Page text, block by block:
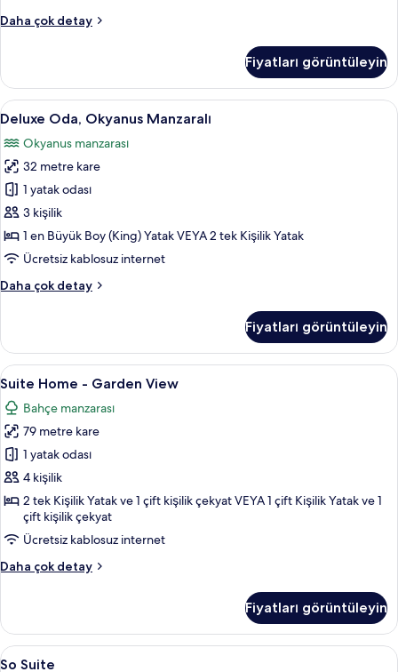
Daha çok detay
Deluxe
hakkında
daha
fazla
Fiyatları görüntüleyin
Deluxe
Oda,
Okyanus
Manzaralı
için
tüm
fotoğrafları
görün
Deluxe Oda, Okyanus Manzaralı | 1
5
Deluxe Oda, Okyanus Manzaralı
Okyanus manzarası
32 metre kare
1 yatak odası
3 kişilik
1 en Büyük Boy (King) Yatak VEYA 2 tek Kişilik Yatak
Ücretsiz kablosuz internet
Daha çok detay
Deluxe
hakkında
daha
fazla
Fiyatları görüntüleyin
Suite
Home
-
Garden
View
için
tüm
fotoğrafları
görün
Suite Home - Garden View | Odadan
5
Suite Home - Garden View
Bahçe manzarası
79 metre kare
1 yatak odası
4 kişilik
2 tek Kişilik Yatak ve 1 çift kişilik çekyat VEYA 1 çift Kişilik Yatak ve 1
çift kişilik çekyat
Ücretsiz kablosuz internet
Daha çok detay
Suite
View
hakkında
daha
Fiyatları görüntüleyin
So
So Suite | 1 yatak odası, kaliteli yatak
4
So Suite